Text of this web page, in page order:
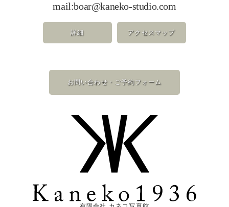
mail:boar@kaneko-studio.com
詳細 アクセスマップ
お問い合わせ・ご予約フォーム